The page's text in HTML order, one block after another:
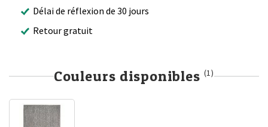
Délai de réflexion de 30 jours
Retour gratuit
Couleurs disponibles (1)